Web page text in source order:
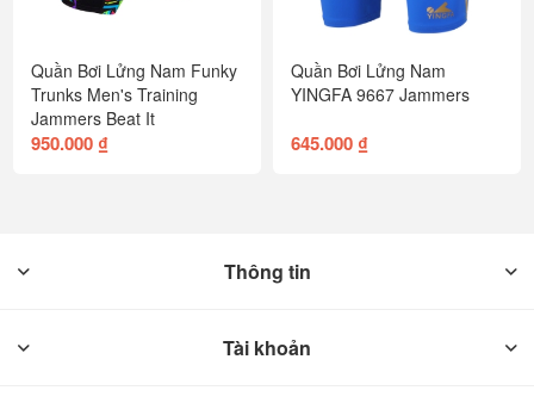
Quần Bơi Lửng Nam Funky
Trunks Men's Training
Jammers Beat It
950.000 ₫
Quần Bơi Lửng Nam
YINGFA 9667 Jammers
645.000 ₫
Thông tin
Tài khoản